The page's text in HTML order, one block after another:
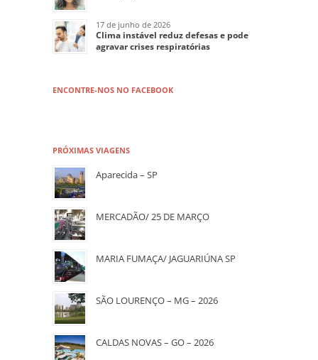
17 de junho de 2026
Clima instável reduz defesas e pode
agravar crises respiratórias
ENCONTRE-NOS NO FACEBOOK
PRÓXIMAS VIAGENS
Aparecida – SP
MERCADÃO/ 25 DE MARÇO
MARIA FUMAÇA/ JAGUARIÚNA SP
SÃO LOURENÇO – MG – 2026
CALDAS NOVAS – GO – 2026